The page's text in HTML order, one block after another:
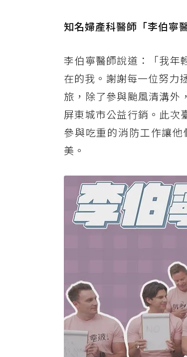
知名婦產科醫師「李伯寧
李伯寧醫師說道：「我年
在的我。謝謝每一位努力
旅，除了參與颱風清溝外
屏東城市公益行銷。此次
參與吃重的消防工作讓
美。